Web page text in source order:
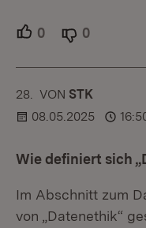
0 Unterstützer.
0
28. KOMMENTAR
VON :STK
08.05.2025
Wie definiert sich
Im Abschnitt zum
von „Datenethik“